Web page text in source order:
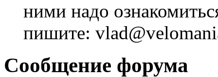
ними надо
пишите:
Сообщение форума